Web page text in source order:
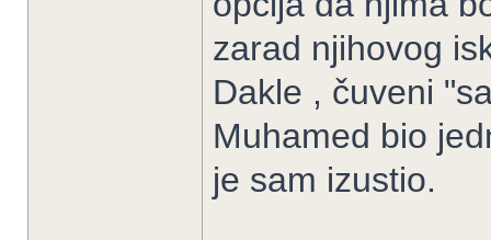
zarad njihovog
Dakle , čuveni
Muhamed bio
je sam izustio.